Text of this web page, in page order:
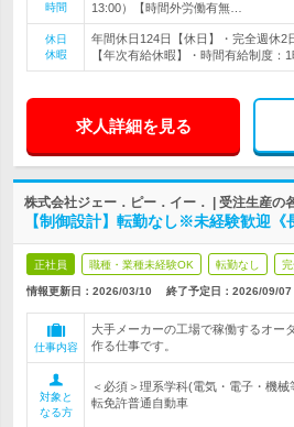
時間
13:00）【時間外労働有無…
休日
休暇
年間休日124日【休日】・完全週休2
【年次有給休暇】・時間有給制度：1
求人詳細を見る
株式会社ジェー．ピー．イー． | 受注生産の
【制御設計】転勤なし※未経験歓迎《
正社員 職種・業種未経験OK 転勤なし
情報更新日：2026/03/10 終了予定日： 2026/09/07
仕事内容
大手メーカーの工場で稼働するオー
作る仕事です。
対象と
なる方
＜必須＞理系学科(電気・電子・機
転免許普通自動車